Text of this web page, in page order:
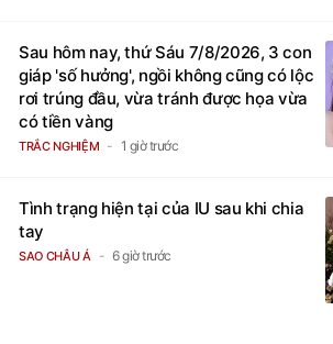
Sau hôm nay, thứ Sáu 7/8/2026, 3 con
giáp 'số hưởng', ngồi không cũng có lộc
rơi trúng đầu, vừa tránh được họa vừa
có tiền vàng
TRẮC NGHIỆM 1 giờ trước
Tình trạng hiện tại của IU sau khi chia
tay
SAO CHÂU Á 6 giờ trước